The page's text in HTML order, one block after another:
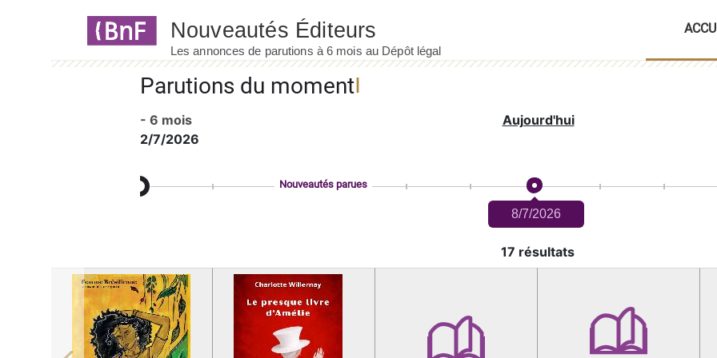
Parutions du moment
- 6 mois
2/7/2026
Aujourd'hui
8/7/2026
Nouveautés parues
17 résultats